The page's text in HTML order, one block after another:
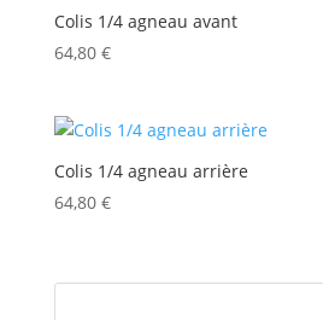
Colis 1/4 agneau avant
64,80 €
Colis 1/4 agneau arrière
64,80 €